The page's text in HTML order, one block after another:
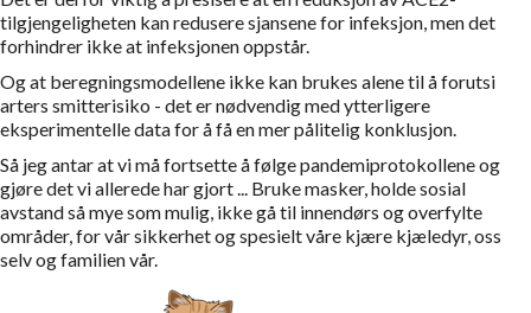
tilgjengeligheten kan redusere sjansene for infeksjon, men det
forhindrer ikke at infeksjonen oppstår.
Og at beregningsmodellene ikke kan brukes alene til å forutsi
arters smitterisiko - det er nødvendig med ytterligere
eksperimentelle data for å få en mer pålitelig konklusjon.
Så jeg antar at vi må fortsette å følge pandemiprotokollene og
gjøre det vi allerede har gjort ... Bruke masker, holde sosial
avstand så mye som mulig, ikke gå til innendørs og overfylte
områder, for vår sikkerhet og spesielt våre kjære kjæledyr, oss
selv og familien vår.